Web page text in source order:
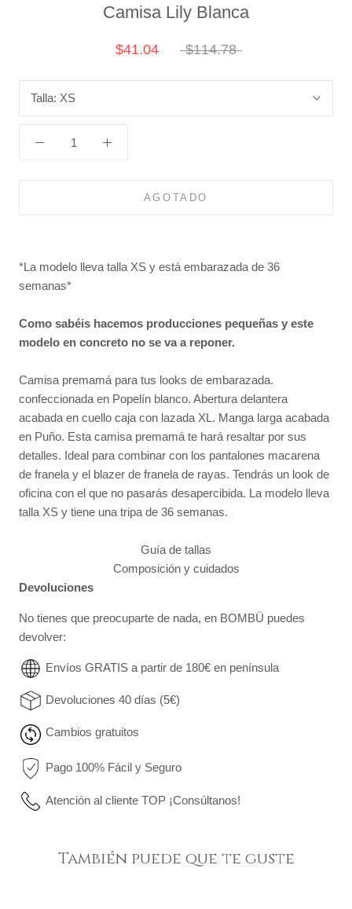
Camisa Lily Blanca
$41.04 $114.78
Talla: XS
AGOTADO
*La modelo lleva talla XS y está embarazada de 36
semanas*
Como sabéis hacemos producciones pequeñas y este
modelo en concreto no se va a reponer.
Camisa premamá para tus looks de embarazada.
confeccionada en Popelín blanco. Abertura delantera
acabada en cuello caja con lazada XL. Manga larga acabada
en Puño. Esta camisa premamá te hará resaltar por sus
detalles. Ideal para combinar con los pantalones macarena
de franela y el blazer de franela de rayas. Tendrás un look de
oficina con el que no pasarás desapercibida. La modelo lleva
talla XS y tiene una tripa de 36 semanas.
Guía de tallas
Composición y cuidados
Devoluciones
No tienes que preocuparte de nada, en BOMBÜ puedes
devolver:
Envíos GRATIS a partir de 180€ en península
Devoluciones 40 días (5€)
Cambios gratuitos
Pago 100% Fácil y Seguro
Atención al cliente TOP ¡Consúltanos!
También puede que te guste